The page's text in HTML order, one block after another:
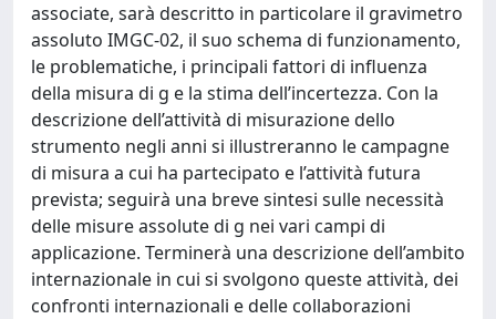
associate, sarà descritto in particolare il gravimetro
assoluto IMGC-02, il suo schema di funzionamento,
le problematiche, i principali fattori di influenza
della misura di g e la stima dell’incertezza. Con la
descrizione dell’attività di misurazione dello
strumento negli anni si illustreranno le campagne
di misura a cui ha partecipato e l’attività futura
prevista; seguirà una breve sintesi sulle necessità
delle misure assolute di g nei vari campi di
applicazione. Terminerà una descrizione dell’ambito
internazionale in cui si svolgono queste attività, dei
confronti internazionali e delle collaborazioni